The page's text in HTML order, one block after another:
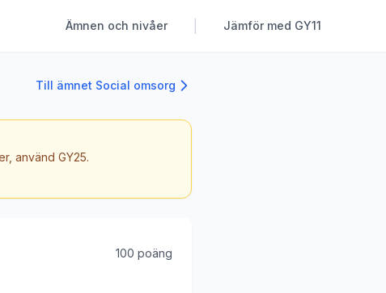
Ämnen och nivåer Jämför med GY11
Till ämnet Social omsorg
använd GY25.
100 poäng